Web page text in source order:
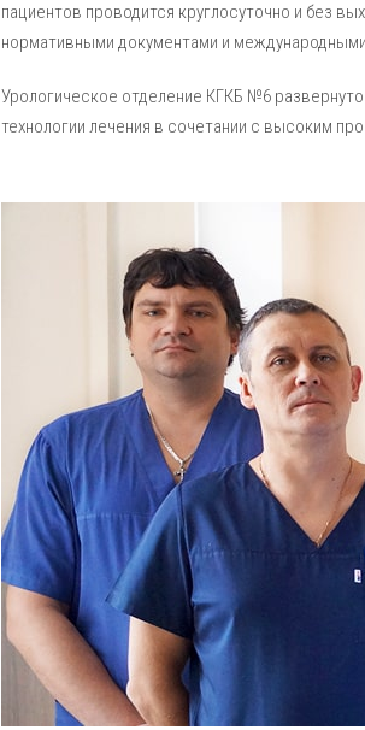
пациентов проводится круглосуточно и без
нормативными документами и
Урологическое отделение КГКБ №6
технологии лечения в сочетании с высоким